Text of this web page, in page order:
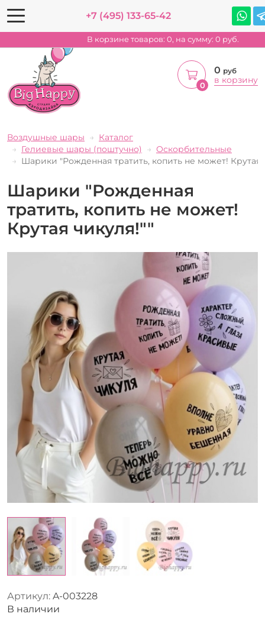
+7 (495) 133-65-42
В корзине товаров: 0, на сумму: 0 руб.
0
0 руб
в корзину
Воздушные шары
Каталог
Гелиевые шары (поштучно)
Оскорбительные
Шарики "Рожденная тратить, копить не может! Крутая
Шарики "Рожденная
тратить, копить не может!
Крутая чикуля!""
Артикул: A-003228
В наличии